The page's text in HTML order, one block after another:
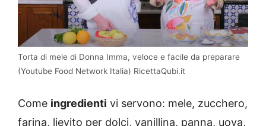
Torta di mele di Donna Imma, veloce e facile da preparare
(Youtube Food Network Italia) RicettaQubi.it
Come ingredienti vi servono: mele, zucchero,
farina, lievito per dolci, vanillina, panna, uova,